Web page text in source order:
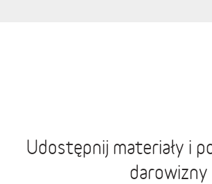
Udostępnij materiały i